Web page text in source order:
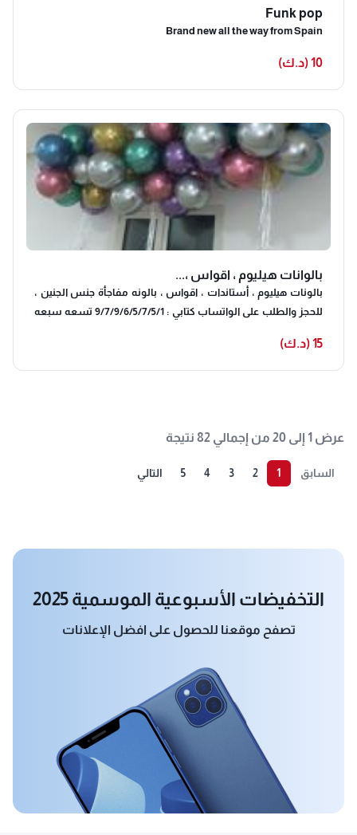
Funk pop
Brand new all the way from Spain
10 (د.ك)
بالوانات هيليوم ، اقواس ،...
بالونات هيليوم ، أستاندات ، اقواس ، بالونه مفاجأة جنس الجنين ،
للحجز والطلب على الواتساب كتابي : 9/7/9/6/5/7/5/1 تسعه سبعه
15 (د.ك)
عرض 1 إلى 20 من إجمالي 82 نتيجة
السابق 1
2
3
4
5 التالي
التخفيضات الأسبوعية الموسمية 2025
تصفح موقعنا للحصول على افضل الإعلانات